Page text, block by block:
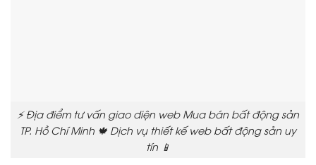
⚡ Địa điểm tư vấn giao diện web Mua bán bất động sản
TP. Hồ Chí Minh 🍁 Dịch vụ thiết kế web bất động sản uy
tín 📱